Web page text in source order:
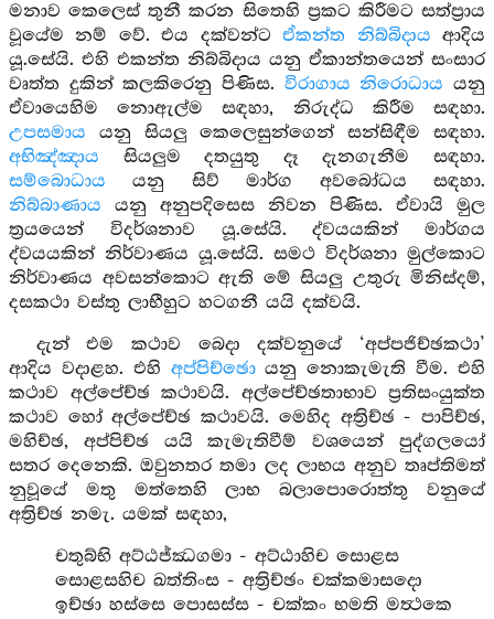
මනාව කෙලෙස් තුනී කරන සිතෙහි ප්‍රකට කිරීමට සත්ප්‍රාය
වූයේම නම් වේ. එය දක්වන්ටඒකන්ත නිබ්බිදාය ආදිය
යූ.සේයි. එහි එකන්ත නිබ්බිදාය යනු ඒකාන්තයෙන් සංසාර
වෘත්ත දුකින් කලකිරෙනු පිණිස. විරාගාය නිරොධාය යනු
ඒවායෙහිම නොඇල්ම සඳහා, නිරුද්ධ කිරීම සඳහා.
උපසමාය යනු සියලු කෙලෙසුන්ගෙන් සන්සිඳීම සඳහා.
අභිඤ්ඤාය සියලුම දතයුතු දෑ දැනගැනීම සඳහා.
සම්බොධාය යනු සිව් මාර්ග අවබෝධය සඳහා.
නිබ්බාණාය යනු අනුපදිසෙස නිවන පිණිස. ඒවායි මුල
ත්‍රයයෙන් විදර්ශනාව යූ.සේයි. ද්වයයකින් මාර්ගය
ද්වයයකින් නිර්වාණය යූ.සේයි. සමථ විදර්ශනා මුල්කොට
නිර්වාණය අවසන්කොට ඇති මේ සියලු උතුරු මිනිස්දම්,
දසකථා වස්තු ලාභීහුට හටගනී යයි දක්වයි.
දැන් එම කථාව බෙදා දක්වනුයේ ‘අප්පජිච්ඡකථා’
ආදිය වදාළහ. එහි අප්පිච්ඡොයනු නොකැමැති වීම. එහි
කථාව අල්පේච්ඡ කථාවයි. අල්පේච්ඡතාභාව ප්‍රතිසංයුක්ත
කථාව හෝ අල්පේච්ඡ කථාවයි. මෙහිද අත්‍රිච්ඡ - පාපිච්ඡ,
මහිච්ඡ, අප්පිච්ඡ යයි කැමැතිවීම් වශයෙන් පුද්ගලයෝ
සතර දෙනෙකි. ඔවුනතර තමා ලද ලාභය අනුව තෘප්තිමත්
නුවූයේ මතු මත්තෙහි ලාභ බලාපොරොත්තු වනුයේ
අත්‍රිච්ඡ නමැ. යමක් සඳහා,
චතුබ්භි අට්ඨජ්ඣගමා - අට්ඨාහිච සොළස
සොළසහිච ඛත්තිංස - අත්‍රිච්ඡං චක්කමාසදො
ඉච්ඡා හස්සෙ පොසස්ස - චක්කං භමති මත්‍ථකෙ